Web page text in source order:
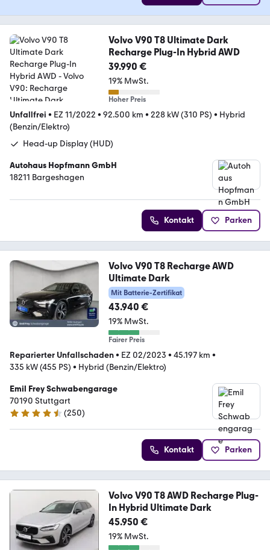
Volvo V90 T8 Ultimate Dark
Recharge Plug-In Hybrid AWD
39.990 €
19% MwSt.
Hoher Preis
Unfallfrei • EZ 11/2022 • 92.500 km • 228 kW (310 PS) • Hybrid
(Benzin/Elektro)
Head-up Display (HUD)
Autohaus Hopfmann GmbH
18211 Bargeshagen
Kontakt Parken
Volvo V90 T8 Recharge AWD
Ultimate Dark
Mit Batterie-Zertifikat
43.940 €
19% MwSt.
Fairer Preis
Reparierter Unfallschaden• EZ 02/2023 • 45.197 km •
335 kW (455 PS) • Hybrid (Benzin/Elektro)
Emil Frey Schwabengarage
70190 Stuttgart
4.4 Sterne
(250)
Kontakt Parken
Volvo V90 T8 AWD Recharge Plug-
In Hybrid Ultimate Dark
45.950 €
19% MwSt.